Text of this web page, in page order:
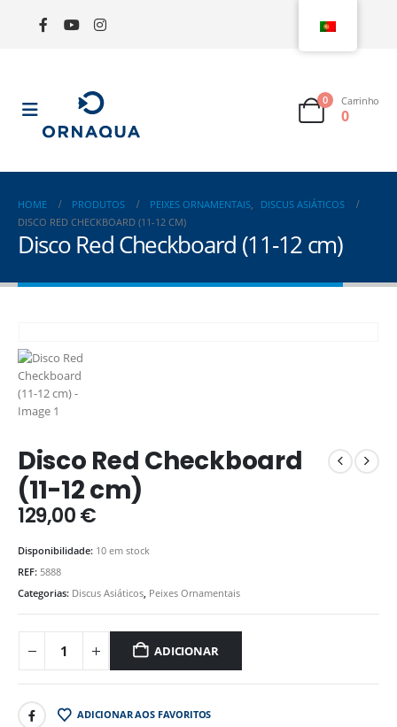
0 Carrinho
0
HOME PRODUTOS PEIXES ORNAMENTAIS,
DISCUS ASIÁTICOS
DISCO RED CHECKBOARD (11-12 CM)
Disco Red Checkboard (11-12 cm)
Disco Red Checkboard
(11-12 cm)
129,00€
Disponibilidade: 10 em stock
REF: 5888
Categorias: Discus Asiáticos Peixes Ornamentais
ADICIONAR
ADICIONAR AOS FAVORITOS